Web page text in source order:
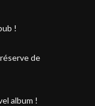
!
de
album !